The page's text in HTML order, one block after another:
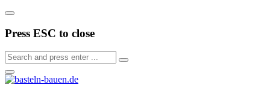
Press ESC to close